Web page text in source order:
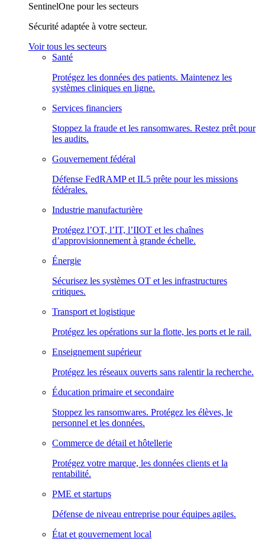
SentinelOne pour les secteurs
Sécurité adaptée à votre secteur.
Voir tous les secteurs
Santé
Protégez les données des patients. Maintenez les
systèmes cliniques en ligne.
Services financiers
Stoppez la fraude et les ransomwares. Restez prêt pour
les audits.
Gouvernement fédéral
Défense FedRAMP et IL5 prête pour les missions
fédérales.
Industrie manufacturière
Protégez l’OT, l’IT, l’IIOT et les chaînes
d’approvisionnement à grande échelle.
Énergie
Sécurisez les systèmes OT et les infrastructures
critiques.
Transport et logistique
Protégez les opérations sur la flotte, les ports et le rail.
Enseignement supérieur
Protégez les réseaux ouverts sans ralentir la recherche.
Éducation primaire et secondaire
Stoppez les ransomwares. Protégez les élèves, le
personnel et les données.
Commerce de détail et hôtellerie
Protégez votre marque, les données clients et la
rentabilité.
PME et startups
Défense de niveau entreprise pour équipes agiles.
État et gouvernement local